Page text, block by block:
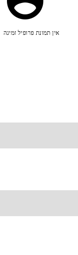
אין תמונת פרופיל זמינה